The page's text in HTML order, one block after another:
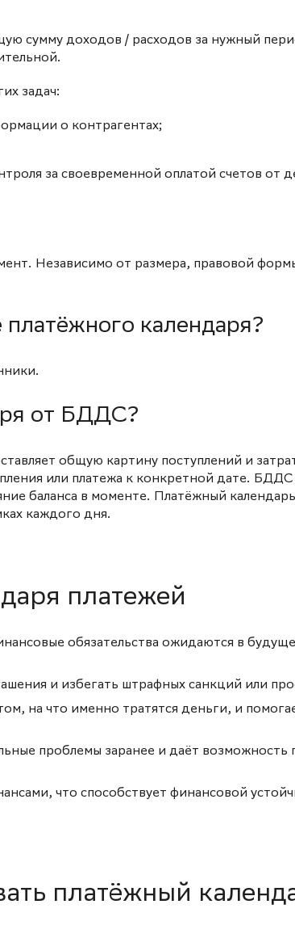
сумму доходов / расходов за нужный
задач:
о контрагентах;
за своевременной оплатой счетов от
Независимо от размера, правовой
календаря?
от БДДС?
общую картину поступлений и
или платежа к конкретной дате.
баланса в моменте. Платёжный
каждого дня.
платежей
обязательства ожидаются в
и избегать штрафных санкций или
на что именно тратятся деньги, и
проблемы заранее и даёт возможность
что способствует финансовой
платёжный